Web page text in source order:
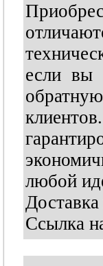
если вы
любой
Ссылка